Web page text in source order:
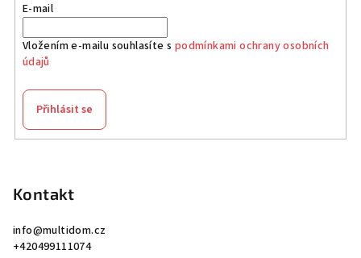
E-mail
Vložením e-mailu souhlasíte s podmínkami ochrany osobních
údajů
Přihlásit se
Kontakt
info@multidom.cz
+420499111074